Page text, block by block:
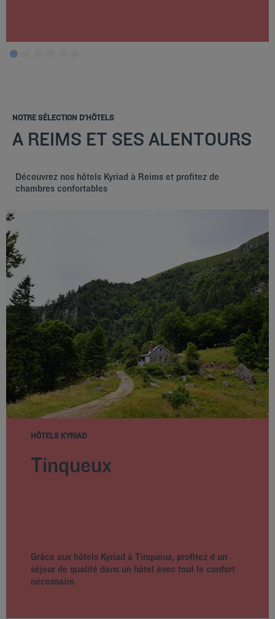
NOTRE SÉLECTION D'HÔTELS
A REIMS ET SES ALENTOURS
Découvrez nos hôtels Kyriad à Reims et profitez de
chambres confortables
HÔTELS KYRIAD
Tinqueux
Grâce aux hôtels Kyriad à Tinqueux, profitez d un
séjour de qualité dans un hôtel avec tout le confort
nécessaire.